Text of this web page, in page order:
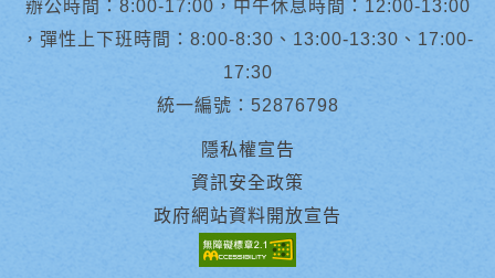
辦公時間：8:00-17:00，中午休息時間：12:00-13:00
，彈性上下班時間：8:00-8:30、13:00-13:30、17:00-
17:30
統一編號：52876798
隱私權宣告
資訊安全政策
政府網站資料開放宣告